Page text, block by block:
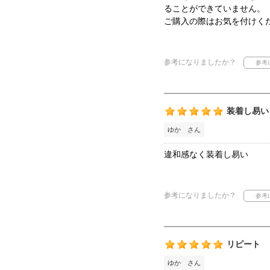
ることができていません。
ご購入の際はお気を付けく
参考になりましたか？
装着し易い
ゆか さん
違和感なく装着し易い
参考になりましたか？
リピート
ゆか さん